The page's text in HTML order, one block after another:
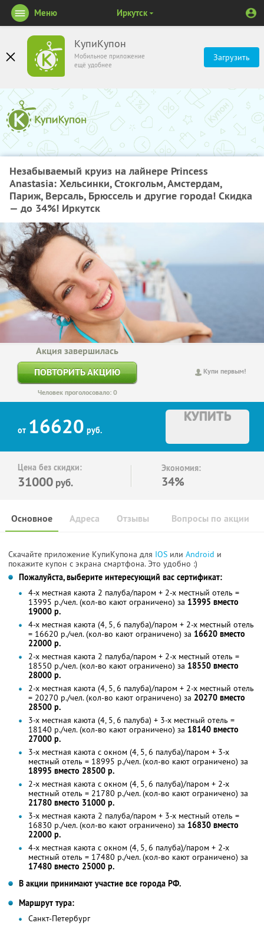
КупиКупон
Мобильное приложение
ещё удобнее
Загрузить
Меню Иркутск
Незабываемый круиз на лайнере Princess
Anastasia: Хельсинки, Стокгольм, Амстердам,
Париж, Версаль, Брюссель и другие города! Скидка
— до 34%! Иркутск
Купи первым!
Акция завершилась
ПОВТОРИТЬ АКЦИЮ
Человек проголосовало: 0
от 16620 руб.
КУПИТЬ
Цена без скидки:
31000 руб.
Экономия:
34%
Основное Отзывы Вопросы по акции
Адреса
Скачайте приложение КупиКупона для IOS или Android и
покажите купон с экрана смартфона. Это удобно :)
Пожалуйста, выберите интересующий вас сертификат:
4-х местная каюта 2 палуба/паром + 2-х местный отель =
13995 р./чел. (кол-во кают ограничено) за 13995 вместо
19000 р.
4-х местная каюта (4, 5, 6 палуба)/паром + 2-х местный отель
= 16620 р./чел. (кол-во кают ограничено) за 16620 вместо
22000 р.
2-х местная каюта 2 палуба/паром + 2-х местный отель =
18550 р./чел. (кол-во кают ограничено) за 18550 вместо
28000 р.
2-х местная каюта (4, 5, 6 палуба)/паром + 2-х местный отель
= 20270 р./чел. (кол-во кают ограничено) за 20270 вместо
28500 р.
3-х местная каюта (4, 5, 6 палуба) + 3-х местный отель =
18140 р./чел. (кол-во кают ограничено) за 18140 вместо
27000 р.
3-х местная каюта с окном (4, 5, 6 палуба)/паром + 3-х
местный отель = 18995 р./чел. (кол-во кают ограничено) за
18995 вместо 28500 р.
2-х местная каюта с окном (4, 5, 6 палуба)/паром + 2-х
местный отель = 21780 р./чел. (кол-во кают ограничено) за
21780 вместо 31000 р.
3-х местная каюта 2 палуба/паром + 3-х местный отель =
16830 р./чел. (кол-во кают ограничено) за 16830 вместо
22000 р.
4-х местная каюта с окном (4, 5, 6 палуба)/паром + 2-х
местный отель = 17480 р./чел. (кол-во кают ограничено) за
17480 вместо 25000 р.
В акции принимают участие все города РФ.
Маршрут тура:
Санкт-Петербург